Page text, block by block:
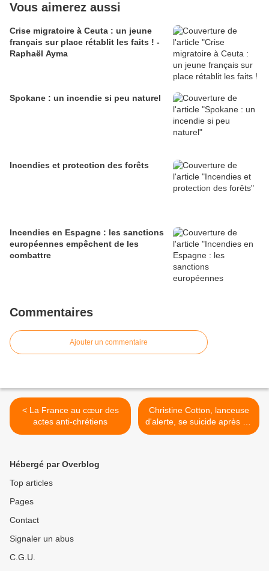
Vous aimerez aussi
Crise migratoire à Ceuta : un jeune
français sur place rétablit les faits ! -
Raphaël Ayma
Spokane : un incendie si peu naturel
Incendies et protection des forêts
Incendies en Espagne : les sanctions
européennes empêchent de les
combattre
Commentaires
Ajouter un commentaire
< La France au cœur des
actes anti-chrétiens
Christine Cotton, lanceuse
d'alerte, se suicide après un
an de souffrances
Hébergé par Overblog
Top articles
Pages
Contact
Signaler un abus
C.G.U.